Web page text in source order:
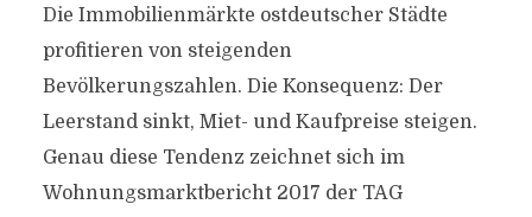
Die Immobilienmärkte ostdeutscher Städte
profitieren von steigenden
Bevölkerungszahlen. Die Konsequenz: Der
Leerstand sinkt, Miet- und Kaufpreise steigen.
Genau diese Tendenz zeichnet sich im
Wohnungsmarktbericht 2017 der TAG